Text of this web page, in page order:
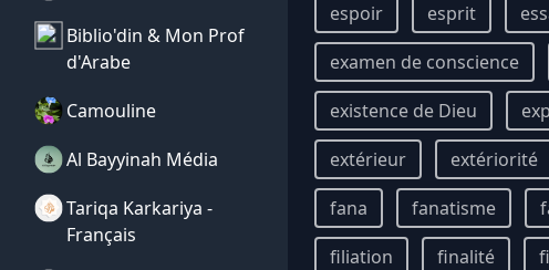
Biblio'din & Mon Prof
d'Arabe
Camouline
Al Bayyinah Média
Tariqa Karkariya -
Français
espoir
esprit
examen de conscience
existence de Dieu
extérieur
extériorité
fana
fanatisme
filiation
finalité